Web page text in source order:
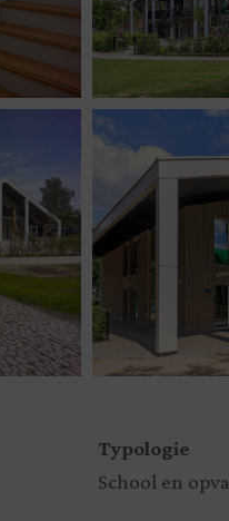
Typologie
School en